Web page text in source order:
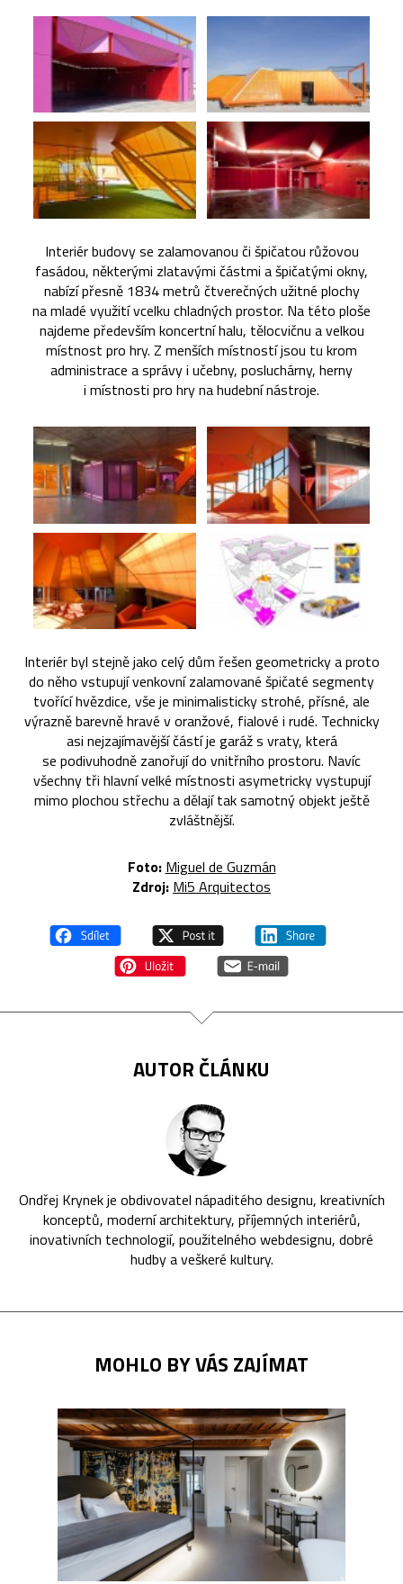
Interiér budovy se zalamovanou či špičatou růžovou
fasádou, některými zlatavými částmi a špičatými okny,
nabízí přesně 1834 metrů čtverečných užitné plochy
na mladé využití vcelku chladných prostor. Na této ploše
najdeme především koncertní halu, tělocvičnu a velkou
místnost pro hry. Z menších místností jsou tu krom
administrace a správy i učebny, posluchárny, herny
i místnosti pro hry na hudební nástroje.
Interiér byl stejně jako celý dům řešen geometricky a proto
do něho vstupují venkovní zalamované špičaté segmenty
tvořící hvězdice, vše je minimalisticky strohé, přísné, ale
výrazně barevně hravé v oranžové, fialové i rudé. Technicky
asi nejzajímavější částí je garáž s vraty, která
se podivuhodně zanořují do vnitřního prostoru. Navíc
všechny tři hlavní velké místnosti asymetricky vystupují
mimo plochou střechu a dělají tak samotný objekt ještě
zvláštnější.
Foto: Miguel de Guzmán
Zdroj: Mi5 Arquitectos
AUTOR ČLÁNKU
Ondřej Krynek je obdivovatel nápaditého designu, kreativních
konceptů, moderní architektury, příjemných interiérů,
inovativních technologií, použitelného webdesignu, dobré
hudby a veškeré kultury.
MOHLO BY VÁS ZAJÍMAT